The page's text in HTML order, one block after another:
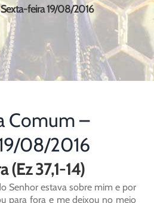
feira 19/08/2016
Comum –
08/2016
(Ez 37,1-14)
Senhor estava sobre mim e por
para fora e me deixou no meio